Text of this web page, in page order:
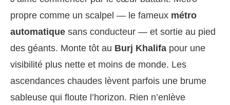
propre comme un scalpel — le fameux métro
automatique sans conducteur — et sortie au pied
des géants. Monte tôt au Burj Khalifa pour une
visibilité plus nette et moins de monde. Les
ascendances chaudes lèvent parfois une brume
sableuse qui floute l’horizon. Rien n’enlève